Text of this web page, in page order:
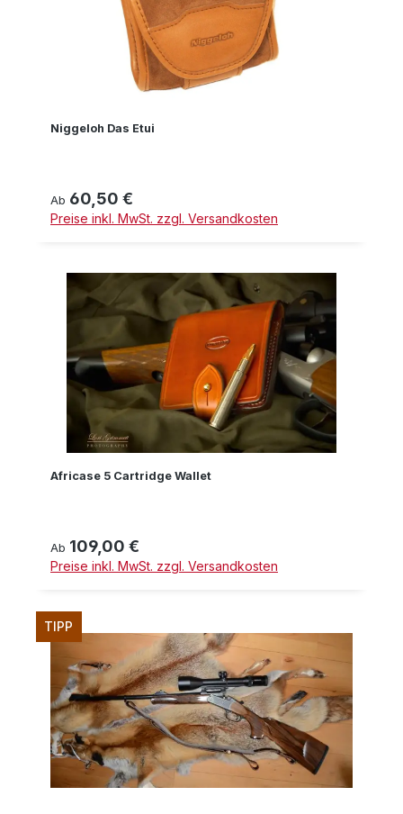
Niggeloh Das Etui
Regulärer Preis:
Ab 60,50 €
Preise inkl. MwSt. zzgl. Versandkosten
Africase 5 Cartridge Wallet
Regulärer Preis:
Ab 109,00 €
Preise inkl. MwSt. zzgl. Versandkosten
TIPP